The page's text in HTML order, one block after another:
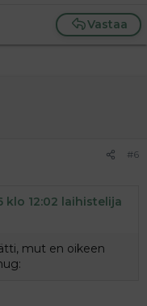
Vastaa
#6
klo 12:02 laihistelija
mut en oikeen